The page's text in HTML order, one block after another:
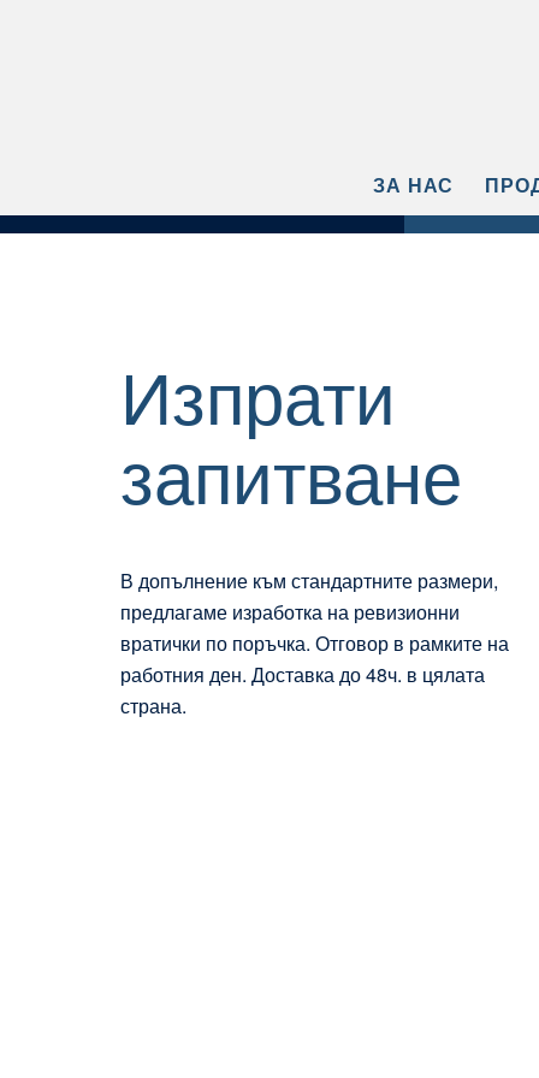
ЗА НАС
Изпрати
запитване
В допълнение към стандартните размери,
предлагаме изработка на ревизионни
вратички по поръчка. Отговор в рамките на
работния ден. Доставка до 48ч. в цялата
страна.